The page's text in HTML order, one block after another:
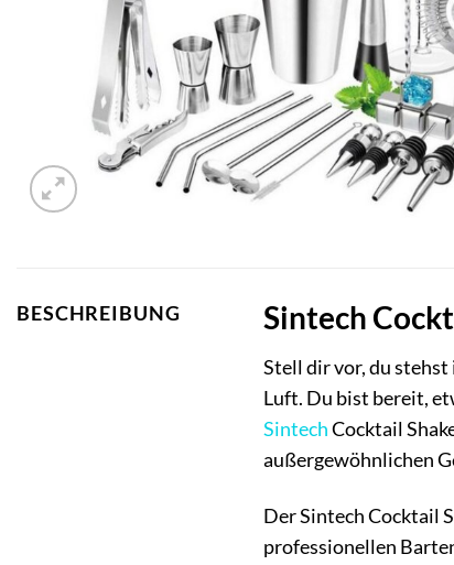
BESCHREIBUNG Sintech
Stell dir vor, du
Luft. Du bist bereit,
SintechCocktail
außergewöhnlichen
Der Sintech Cocktail
professionellen